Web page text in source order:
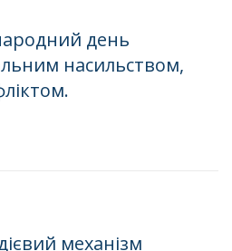
день
насильством,
механізм